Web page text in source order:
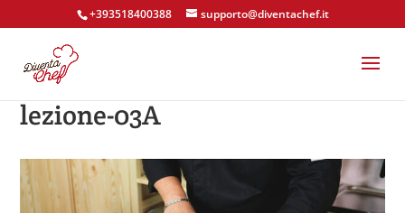
+393518400388 supporto@diventachef.it
lezione-03A